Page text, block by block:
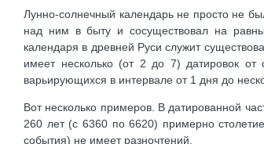
Лунно-солнечный календарь не просто не
над ним в быту и сосуществовал на
календаря в древней Руси служит
имеет несколько (от 2 до 7) датировок
варьирующихся в интервале от 1 дня до
Вот несколько примеров. В датированной
260 лет (с 6360 по 6620) примерно
события) не имеет разночтений.